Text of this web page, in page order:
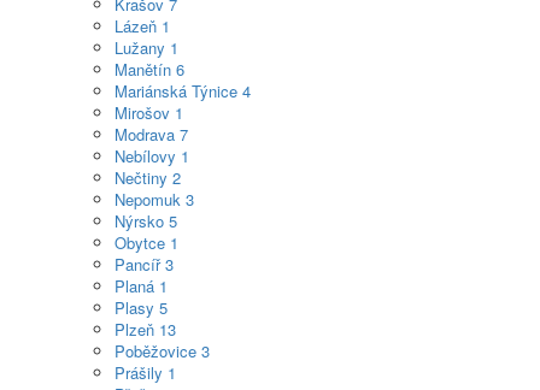
Lázeň 1
Lužany 1
Manětín 6
Mariánská Týnice 4
Mirošov 1
Modrava 7
Nebílovy 1
Nečtiny 2
Nepomuk 3
Nýrsko 5
Obytce 1
Pancíř3
Planá 1
Plasy 5
Plzeň 13
Poběžovice 3
Prášily 1